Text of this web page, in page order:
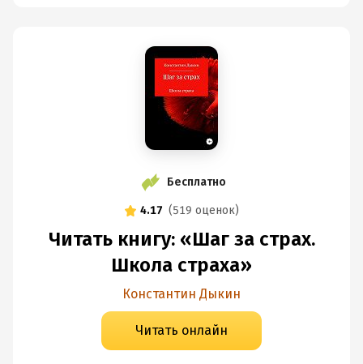
Бесплатно
4.17 (519 оценок)
Читать книгу: «Шаг за страх.
Школа страха»
Константин Дыкин
Читать онлайн